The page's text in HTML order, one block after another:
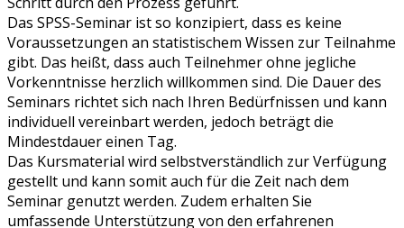
Das SPSS-Seminar ist so konzipiert, dass es keine
Voraussetzungen an statistischem Wissen zur Teilnahme
gibt. Das heißt, dass auch Teilnehmer ohne jegliche
Vorkenntnisse herzlich willkommen sind. Die Dauer des
Seminars richtet sich nach Ihren Bedürfnissen und kann
individuell vereinbart werden, jedoch beträgt die
Mindestdauer einen Tag.
Das Kursmaterial wird selbstverständlich zur Verfügung
gestellt und kann somit auch für die Zeit nach dem
Seminar genutzt werden. Zudem erhalten Sie
umfassende Unterstützung von den erfahrenen